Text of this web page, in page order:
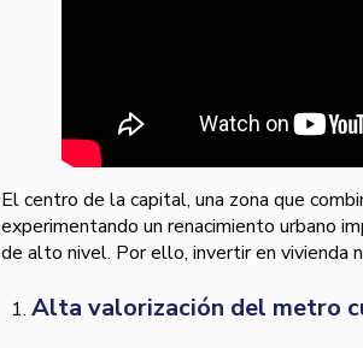
El centro de la capital, una zona que
experimentando un renacimiento urbano
de alto nivel. Por ello, invertir en vivienda
Alta valorización del metro